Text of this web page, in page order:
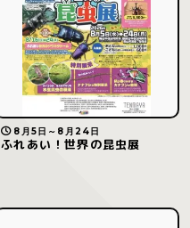
8月5日～8月24日
ふれあい！世界の昆虫展